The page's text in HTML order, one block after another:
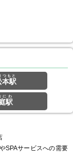
本駅
つもと
駅
にわ
SPAサービスへの需要